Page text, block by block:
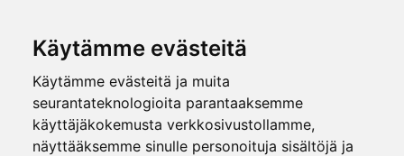
Käytämme evästeitä
Käytämme evästeitä ja muita
seurantateknologioita parantaaksemme
käyttäjäkokemusta verkkosivustollamme,
näyttääksemme sinulle personoituja sisältöjä ja